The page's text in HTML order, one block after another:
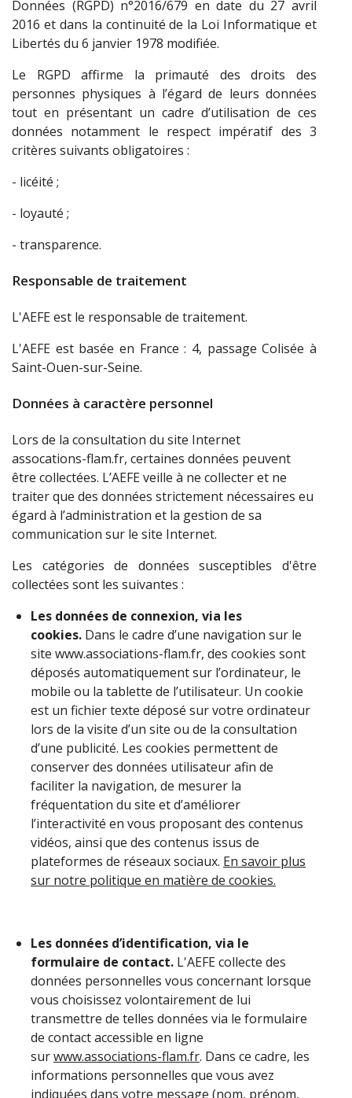
Données (RGPD) n°2016/679 en date du 27 avril
2016 et dans la continuité de la Loi Informatique et
Libertés du 6 janvier 1978 modifiée.
Le RGPD affirme la primauté des droits des
personnes physiques à l’égard de leurs données
tout en présentant un cadre d’utilisation de ces
données notamment le respect impératif des 3
critères suivants obligatoires :
- licéité ;
- loyauté ;
- transparence.
Responsable de traitement
L'AEFE est le responsable de traitement.
L'AEFE est basée en France : 4, passage Colisée à
Saint-Ouen-sur-Seine.
Données à caractère personnel
Lors de la consultation du site Internet
assocations-flam.fr, certaines données peuvent
être collectées. L’AEFE veille à ne collecter et ne
traiter que des données strictement nécessaires eu
égard à l’administration et la gestion de sa
communication sur le site Internet.
Les catégories de données susceptibles d'être
collectées sont les suivantes :
Les données de connexion, via les
cookies. Dans le cadre d’une navigation sur le
site www.associations-flam.fr, des cookies sont
déposés automatiquement sur l’ordinateur, le
mobile ou la tablette de l’utilisateur. Un cookie
est un fichier texte déposé sur votre ordinateur
lors de la visite d’un site ou de la consultation
d’une publicité. Les cookies permettent de
conserver des données utilisateur afin de
faciliter la navigation, de mesurer la
fréquentation du site et d’améliorer
l’interactivité en vous proposant des contenus
vidéos, ainsi que des contenus issus de
plateformes de réseaux sociaux. En savoir plus
sur notre politique en matière de cookies.
Les données d’identification, via le
formulaire de contact. L'AEFE collecte des
données personnelles vous concernant lorsque
vous choisissez volontairement de lui
transmettre de telles données via le formulaire
de contact accessible en ligne
surwww.associations-flam.fr. Dans ce cadre, les
informations personnelles que vous avez
indiquées dans votre message (nom, prénom,